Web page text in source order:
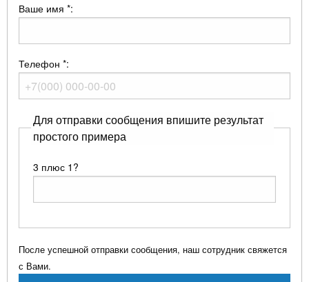
Ваше имя *:
Телефон *:
Для отправки сообщения впишите результат
простого примера
3 плюс 1?
После успешной отправки сообщения, наш сотрудник свяжется
с Вами.